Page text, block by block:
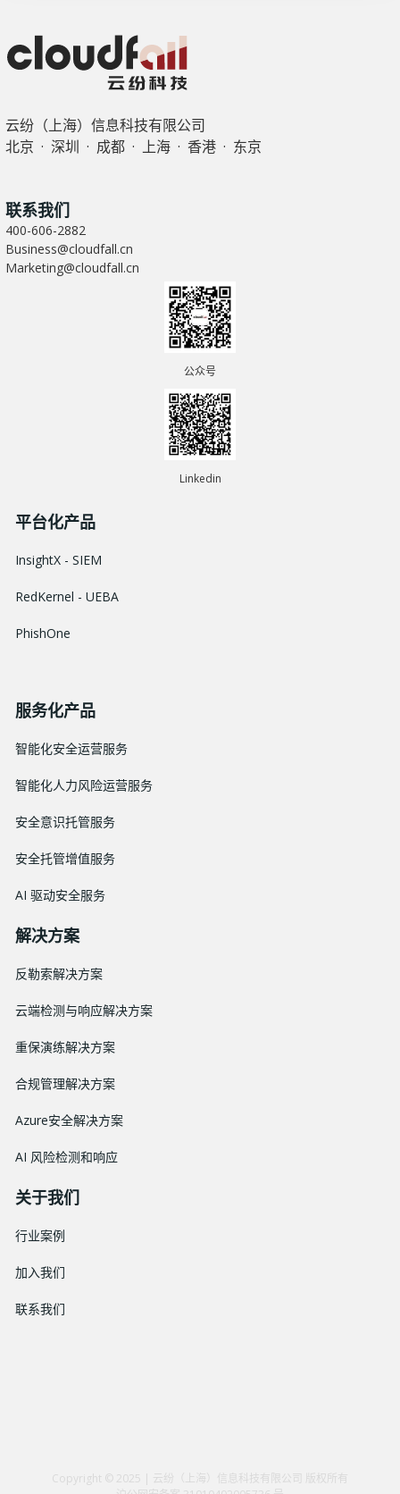
航
云纷（上海）信息科技有限公司
北京 · 深圳 · 成都 · 上海 · 香港 · 东京
联系我们
400-606-2882
Business@cloudfall.cn
Marketing@cloudfall.cn
公众号
Linkedin
平台化产品
InsightX - SIEM
RedKernel - UEBA
PhishOne
服务化产品
智能化安全运营服务
智能化人力风险运营服务
安全意识托管服务
安全托管增值服务
AI 驱动安全服务
解决方案
反勒索解决方案
云端检测与响应解决方案
重保演练解决方案
合规管理解决方案
Azure安全解决方案
AI 风险检测和响应
关于我们
行业案例
加入我们
联系我们
Copyright © 2025 | 云纷（上海）信息科技有限公司 版权所有